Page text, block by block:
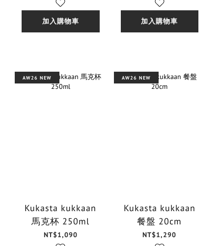
加入購物車 加入購物車
AW26 NEW
Kukasta kukkaan
馬克杯 250ml
NT$1,090
AW26 NEW
Kukasta kukkaan
餐盤 20cm
NT$1,290